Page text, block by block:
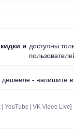
и доступны
- напишите в
| YouTube | VK Video Live]